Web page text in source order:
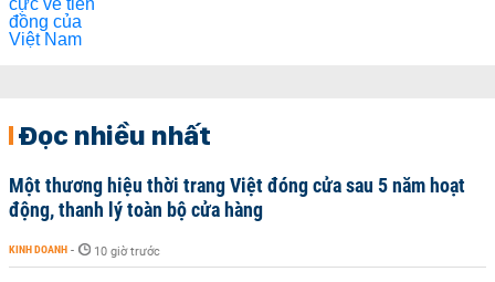
Đọc nhiều nhất
Một thương hiệu thời trang Việt đóng cửa sau 5 năm hoạt
động, thanh lý toàn bộ cửa hàng
KINH DOANH - 10 giờ trước